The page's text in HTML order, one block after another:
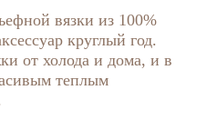
вязки из 100%
круглый год.
от холода и дома, и в
теплым